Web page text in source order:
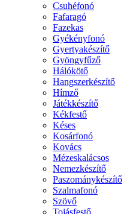
Csuhéfonó
Fafaragó
Fazekas
Gyékényfonó
Gyertyakészítő
Gyöngyfűző
Hálókötő
Hangszerkészítő
Hímző
Játékkészítő
Kékfestő
Késes
Kosárfonó
Kovács
Mézeskalácsos
Nemezkészítő
Paszománykészítő
Szalmafonó
Szövő
Tojásfestő